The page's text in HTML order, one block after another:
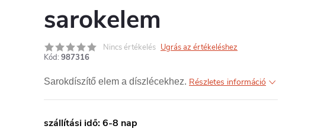
sarokelem
Nincs értékelés Ugrás az értékeléshez
Kód: 987316
Sarokdíszítő elem a díszlécekhez. Részletes információ
szállítási idő: 6-8 nap